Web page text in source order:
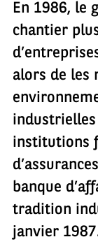
En 1986, le
chantier
alors de les
industrielles
institutions
banque
tradition
janvier